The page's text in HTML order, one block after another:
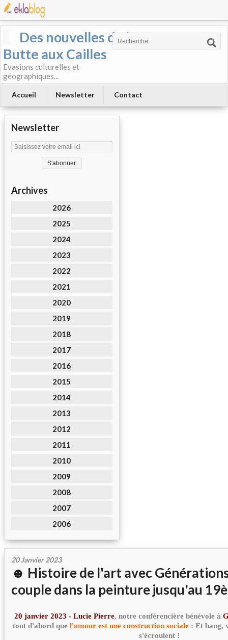
Des nouvelles de la
Butte aux Cailles
Evasions culturelles et
géographiques...
Accueil Newsletter Contact
Newsletter
Archives
2026
2025
2024
2023
2022
2021
2020
2019
2018
2017
2016
2015
2014
2013
2012
2011
2010
2009
2008
2007
2006
20 Janvier 2023
☻ Histoire de l'art avec
couple dans la peinture jusqu'au
20 janvier 2023 - Lucie Pierre, notre conférencière bénévole à
tout d'abord que l'amour est une construction sociale : Et bang,
s'écroulent !